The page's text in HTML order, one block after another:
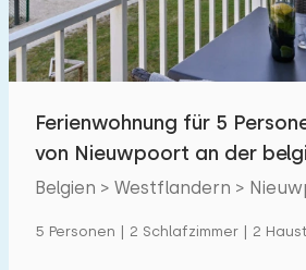
Ferienwohnung für 5
von Nieuwpoort an der
Belgien > Westflandern >
5 Personen | 2 Schlafzimmer | 2